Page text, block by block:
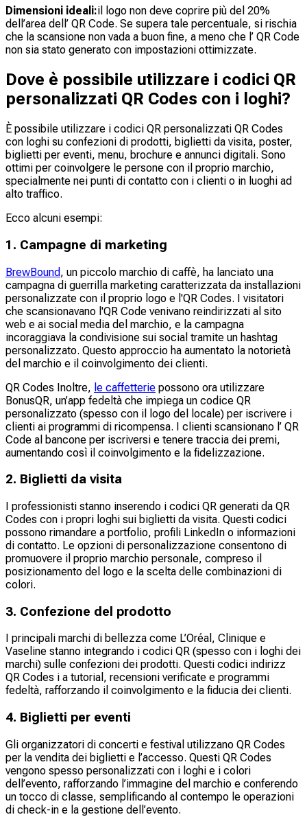
Dimensioni ideali:il logo non deve coprire più del 20%
dell’area dell’ QR Code. Se supera tale percentuale, si rischia
che la scansione non vada a buon fine, a meno che l’ QR Code
non sia stato generato con impostazioni ottimizzate.
Dove è possibile utilizzare i codici QR
personalizzati QR Codes con i loghi?
È possibile utilizzare i codici QR personalizzati QR Codes
con loghi su confezioni di prodotti, biglietti da visita, poster,
biglietti per eventi, menu, brochure e annunci digitali. Sono
ottimi per coinvolgere le persone con il proprio marchio,
specialmente nei punti di contatto con i clienti o in luoghi ad
alto traffico.
Ecco alcuni esempi:
1. Campagne di marketing
BrewBound, un piccolo marchio di caffè, ha lanciato una
campagna di guerrilla marketing caratterizzata da installazioni
personalizzate con il proprio logo e l'QR Codes. I visitatori
che scansionavano l'QR Code venivano reindirizzati al sito
web e ai social media del marchio, e la campagna
incoraggiava la condivisione sui social tramite un hashtag
personalizzato. Questo approccio ha aumentato la notorietà
del marchio e il coinvolgimento dei clienti.
QR Codes Inoltre, le caffetterie possono ora utilizzare
BonusQR, un’app fedeltà che impiega un codice QR
personalizzato (spesso con il logo del locale) per iscrivere i
clienti ai programmi di ricompensa. I clienti scansionano l’ QR
Code al bancone per iscriversi e tenere traccia dei premi,
aumentando così il coinvolgimento e la fidelizzazione.
2. Biglietti da visita
I professionisti stanno inserendo i codici QR generati da QR
Codes con i propri loghi sui biglietti da visita. Questi codici
possono rimandare a portfolio, profili LinkedIn o informazioni
di contatto. Le opzioni di personalizzazione consentono di
promuovere il proprio marchio personale, compreso il
posizionamento del logo e la scelta delle combinazioni di
colori.
3. Confezione del prodotto
I principali marchi di bellezza come L’Oréal, Clinique e
Vaseline stanno integrando i codici QR (spesso con i loghi dei
marchi) sulle confezioni dei prodotti. Questi codici indirizz
QR Codes i a tutorial, recensioni verificate e programmi
fedeltà, rafforzando il coinvolgimento e la fiducia dei clienti.
4. Biglietti per eventi
Gli organizzatori di concerti e festival utilizzano QR Codes
per la vendita dei biglietti e l’accesso. Questi QR Codes
vengono spesso personalizzati con i loghi e i colori
dell’evento, rafforzando l’immagine del marchio e conferendo
un tocco di classe, semplificando al contempo le operazioni
di check-in e la gestione dell’evento.